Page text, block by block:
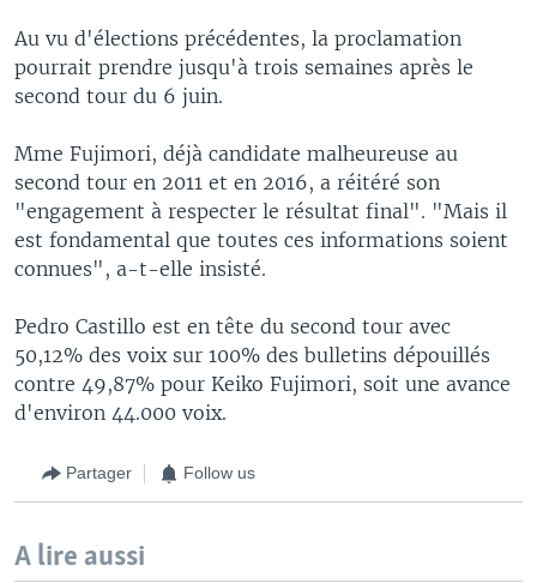
Au vu d'élections précédentes, la proclamation
pourrait prendre jusqu'à trois semaines après le
second tour du 6 juin.
Mme Fujimori, déjà candidate malheureuse au
second tour en 2011 et en 2016, a réitéré son
"engagement à respecter le résultat final". "Mais il
est fondamental que toutes ces informations soient
connues", a-t-elle insisté.
Pedro Castillo est en tête du second tour avec
50,12% des voix sur 100% des bulletins dépouillés
contre 49,87% pour Keiko Fujimori, soit une avance
d'environ 44.000 voix.
Partager Follow us
A lire aussi